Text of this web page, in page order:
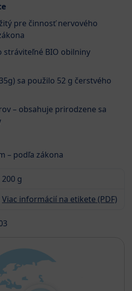
pre činnosť nervového
stráviteľné BIO obilniny
sa použilo 52 g čerstvého
– obsahuje prirodzene sa
– podľa zákona
200 g
Viac informácií na etikete (PDF)